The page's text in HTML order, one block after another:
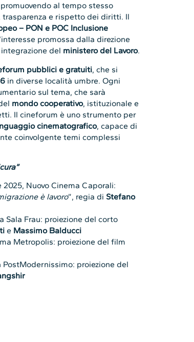
promuovendo al tempo stesso
e rispetto dei diritti. Il
– PON e POC Inclusione
promossa dalla direzione
del ministero del Lavoro.
pubblici e gratuiti, che si
in diverse località umbre. Ogni
sul tema, che sarà
mondo cooperativo, istituzionale e
Il cineforum è uno strumento per
cinematografico, capace di
coinvolgente temi complessi
2025, Nuovo Cinema Caporali:
è lavoro”, regia di Stefano
Sala Frau: proiezione del corto
e Massimo Balducci
Metropolis: proiezione del film
proiezione del